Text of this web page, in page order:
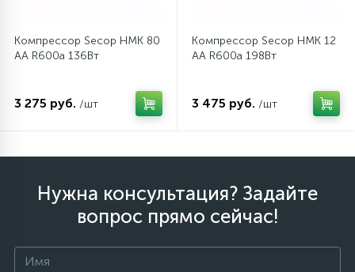
Компрессор Secop HMK 80
АА R600a 136Вт
3 275 руб. /шт
Компрессор Secop HMK 12
АА R600a 198Вт
3 475 руб. /шт
Нужна консультация? Задайте
вопрос прямо сейчас!